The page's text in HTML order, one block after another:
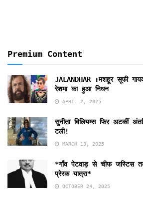
Premium Content
JALANDHAR :मशहूर सूफी
रेशमा का हुआ निधन
APRIL 2, 2025
सुनीता विलियम्स फिर अटकीं
टली!
MARCH 13, 2025
*गाँव पेटवाड़ से चीफ जस्टिस
प्रेरक यात्रा*
OCTOBER 24, 2025